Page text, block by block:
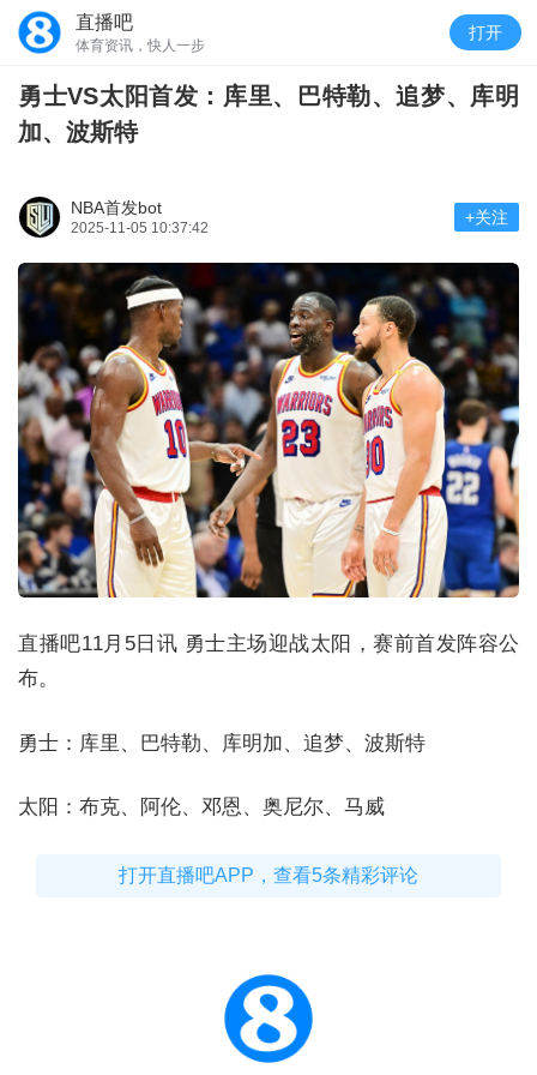
直播吧
体育资讯，快人一步
打开
勇士VS太阳首发：库里、巴特勒、追梦、库明
加、波斯特
NBA首发bot
2025-11-05 10:37:42
+关注
直播吧11月5日讯 勇士主场迎战太阳，赛前首发阵容公
布。
勇士：库里、巴特勒、库明加、追梦、波斯特
太阳：布克、阿伦、邓恩、奥尼尔、马威
打开直播吧APP，查看5条精彩评论